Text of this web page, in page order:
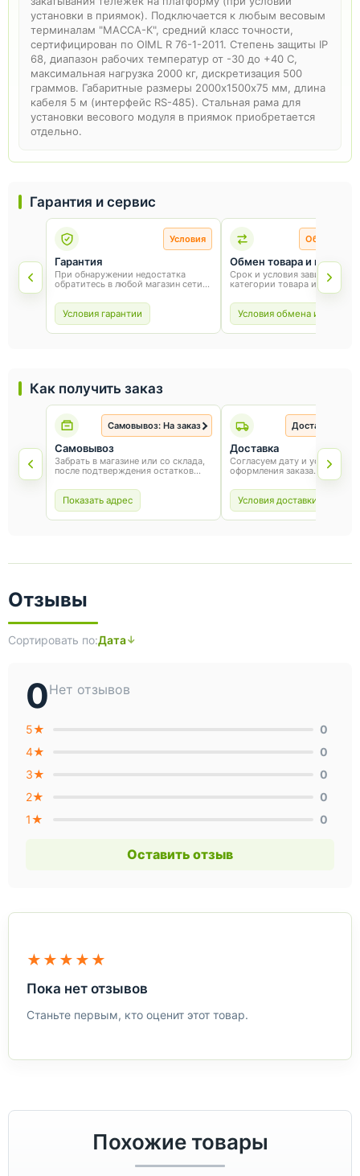
Гарантия и сервис
Условия
Гарантия
При обнаружении недостатка
обратитесь в любой магазин сети
от товара и соблюдения правил
эксплуатации.
Условия гарантии
Обмен и
Обмен товара и возврат
Срок и условия зависят от
категории товара и способа
покупки. Для обмена или
сохраните товарный вид,
и чек.
Условия обмена и
установки в приямок). Подключается к любым весовым
терминалам "МАССА-К", средний класс точности,
сертифицирован по OIML R 76-1-2011. Степень защиты IP
68, диапазон рабочих температур от -30 до +40 С,
максимальная нагрузка 2000 кг, дискретизация 500
граммов. Габаритные размеры 2000х1500x75 мм, длина
кабеля 5 м (интерфейс RS-485). Стальная рама для
установки весового модуля в приямок приобретается
отдельно.
Как получить заказ
Самовывоз: На заказ
Самовывоз
Забрать в магазине или со склада,
после подтверждения остатков
Показать адрес
Доставка: На
Доставка
Согласуем дату и условия
оформления заказа.
Условия доставки
Отзывы
Сортировать по:Дата
0Нет отзывов
5★
0
4★
0
3★
0
2★
0
1★
0
Оставить отзыв
★★★★★
Пока нет отзывов
Станьте первым, кто оценит этот товар.
Похожие товары